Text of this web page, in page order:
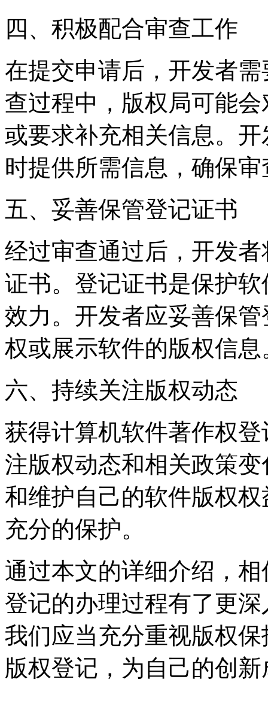
四、积极配合审查工作
在提交申请后，开发者
查过程中，版权局可能
或要求补充相关信息。
时提供所需信息，确保
五、妥善保管登记证书
经过审查通过后，开发
证书。登记证书是保护
效力。开发者应妥善保
权或展示软件的版权信息
六、持续关注版权动态
获得计算机软件著作权
注版权动态和相关政策
和维护自己的软件版权
充分的保护。
通过本文的详细介绍，
登记的办理过程有了更
我们应当充分重视版权
版权登记，为自己的创